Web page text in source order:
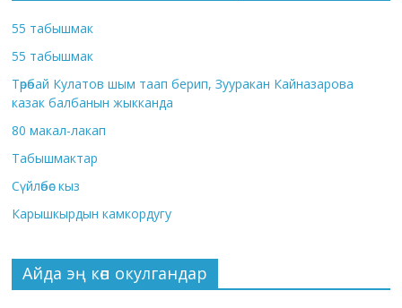
55 табышмак
55 табышмак
Төрөбай Кулатов шым таап берип, Зууракан Кайназарова
казак балбанын жыкканда
80 макал-лакап
Табышмактар
Сүйлөбөс кыз
Карышкырдын камкордугу
Айда эң көп окулгандар